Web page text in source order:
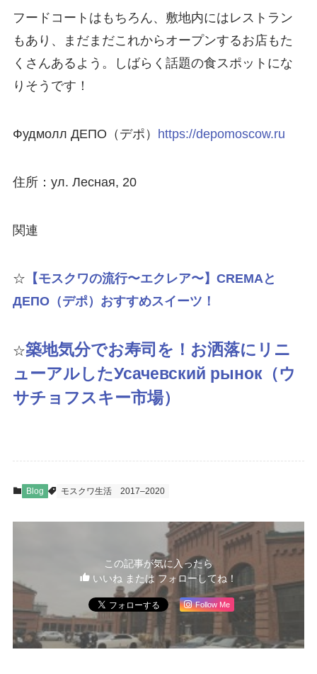
フードコートはもちろん、敷地内にはレストラン
もあり、まだまだこれからオープンするお店もた
くさんあるよう。しばらく話題の食スポットにな
りそうです！
Фудмолл ДЕПО（デポ） https://depomoscow.ru
住所：ул. Лесная, 20
関連
☆ 【モスクワの流行〜エクレア〜】CREMAと
ДЕПО（デポ）おすすめスイーツ！
☆築地気分でお寿司を！お洒落にリニ
ューアルしたУсачевский рынок（ウ
サチョフスキー市場）
Blog モスクワ生活 2017–2020
この記事が気に入ったら
いいね または フォローしてね！
Follow Me